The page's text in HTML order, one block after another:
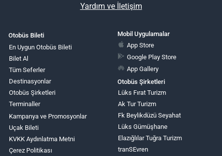
Yardım ve İletişim
Otobüs Bileti
En Uygun Otobüs Bileti
Bilet Al
Tüm Seferler
Destinasyonlar
Otobüs Şirketleri
Terminaller
Kampanya ve Promosyonlar
Uçak Bileti
KVKK Aydınlatma Metni
Çerez Politikası
Mobil Uygulamalar
App Store
Google Play Store
App Gallery
Otobüs Şirketleri
Lüks Fırat Turizm
Ak Tur Turizm
Fk Beylikdüzü Seyahat
Lüks Gümüşhane
Elazığlılar Tuğra Turizm
tranSEvren